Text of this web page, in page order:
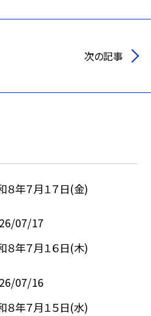
次の記事
８年７月１７日(金)
07/17
８年７月１６日(木)
07/16
８年７月１５日(水)